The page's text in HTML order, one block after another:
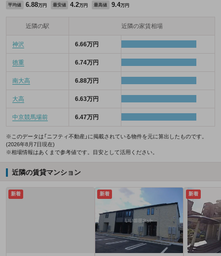
平均値 6.88万円 最安値 4.2万円 最高値 9.4万円
近隣の駅 近隣の家賃相場
神沢 6.66万円
徳重 6.74万円
南大高 6.88万円
大高 6.63万円
中京競馬場前 6.47万円
※このデータは「ニフティ不動産」に掲載されている物件を元に算出したものです。
(2026年8月7日現在)
※相場情報はあくまで参考値です。目安として活用ください。
近隣の賃貸マンション
新着 新着 新着